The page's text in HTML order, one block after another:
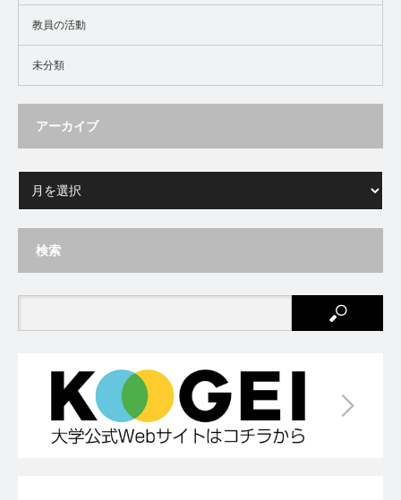
教員の活動
未分類
アーカイブ
検索